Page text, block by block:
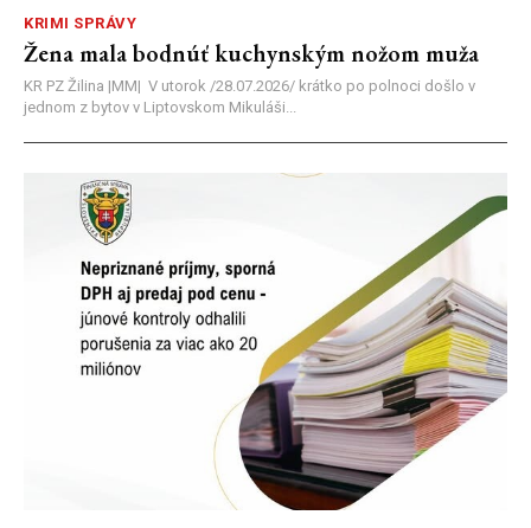
KRIMI SPRÁVY
Žena mala bodnúť kuchynským nožom muža
KR PZ Žilina |MM| V utorok /28.07.2026/ krátko po polnoci došlo v
jednom z bytov v Liptovskom Mikuláši...